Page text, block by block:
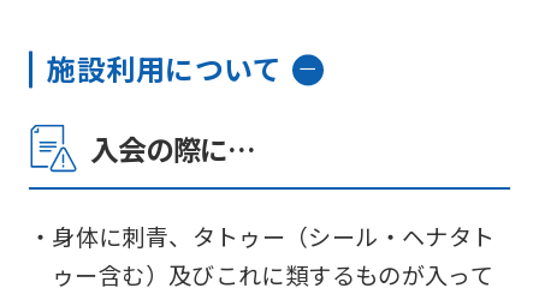
施設利用について
入会の際に…
・身体に刺青、タトゥー（シール・ヘナタト
ゥー含む）及びこれに類するものが入って